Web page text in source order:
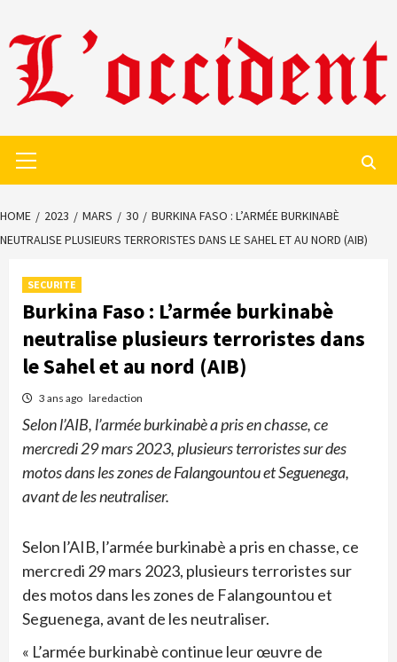
to
content
Menu
HOME 2023 MARS 30
BURKINA FASO : L’ARMÉE BURKINABÈ
NEUTRALISE PLUSIEURS TERRORISTES DANS LE SAHEL ET AU NORD (AIB)
SECURITE
Burkina Faso : L’armée burkinabè
neutralise plusieurs terroristes dans
le Sahel et au nord (AIB)
3 ans ago laredaction
Selon l’AIB, l’armée burkinabè a pris en chasse, ce
mercredi 29 mars 2023, plusieurs terroristes sur des
motos dans les zones de Falangountou et Seguenega,
avant de les neutraliser.
Selon l’AIB, l’armée burkinabè a pris en chasse, ce
mercredi 29 mars 2023, plusieurs terroristes sur
des motos dans les zones de Falangountou et
Seguenega, avant de les neutraliser.
« L’armée burkinabè continue leur œuvre de